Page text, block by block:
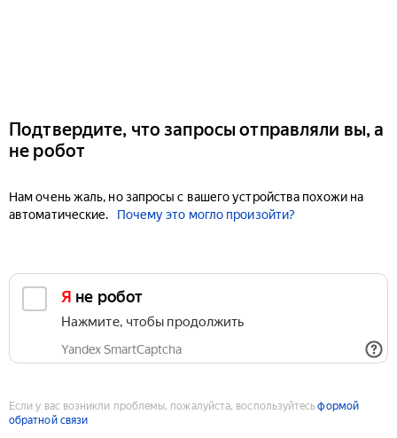
Подтвердите, что запросы отправляли вы, а
не робот
Нам очень жаль, но запросы с вашего устройства похожи на
автоматические.
Почему это могло произойти?
Я не робот
Нажмите, чтобы продолжить
Yandex SmartCaptcha
Если у вас возникли проблемы, пожалуйста, воспользуйтесьформой
обратной связи